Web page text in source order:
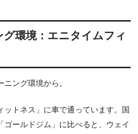
環境：エニタイムフィ
ング環境から。
ットネス」に車で通っています。国
ゴールドジム」に比べると、ウェイ